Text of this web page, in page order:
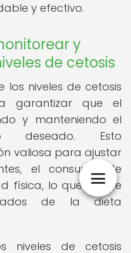
y efectivo.
y
de cetosis
los niveles de cetosis
garantizar que el
y manteniendo el
deseado. Esto
valiosa para ajustar
el consumo de
física, lo que puede
de la dieta
niveles de cetosis